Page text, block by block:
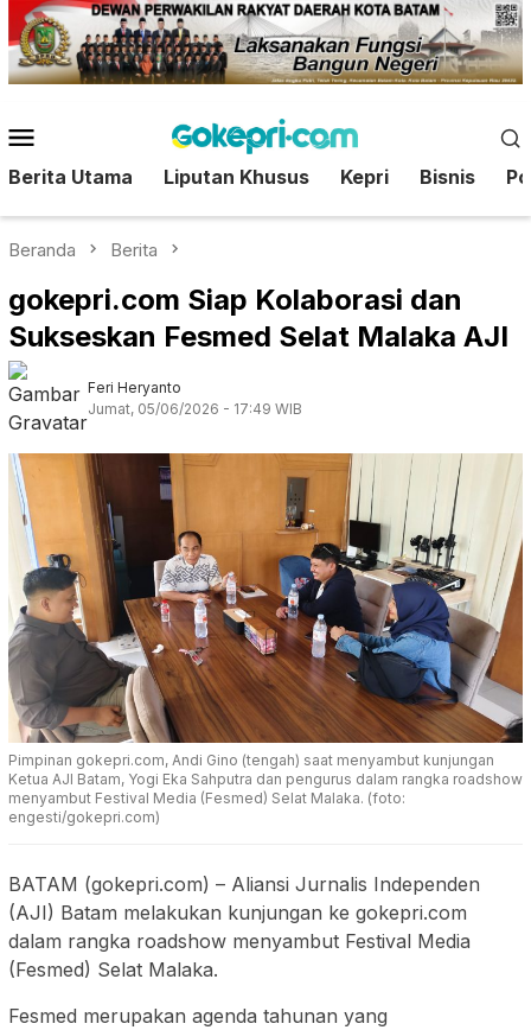
Loncat
ke
konten
Mobile
Berita Utama Liputan Khusus Kepri Bisnis
Beranda Berita
gokepri.com Siap Kolaborasi dan
Sukseskan Fesmed Selat Malaka AJI
Feri Heryanto
Jumat, 05/06/2026 - 17:49 WIB
Pimpinan gokepri.com, Andi Gino (tengah) saat menyambut kunjungan
Ketua AJI Batam, Yogi Eka Sahputra dan pengurus dalam rangka roadshow
menyambut Festival Media (Fesmed) Selat Malaka. (foto:
engesti/gokepri.com)
BATAM (gokepri.com) – Aliansi Jurnalis Independen
(AJI) Batam melakukan kunjungan ke gokepri.com
dalam rangka roadshow menyambut Festival Media
(Fesmed) Selat Malaka.
Fesmed merupakan agenda tahunan yang